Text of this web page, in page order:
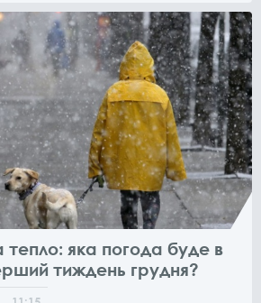
тепло: яка погода буде в
тиждень грудня?